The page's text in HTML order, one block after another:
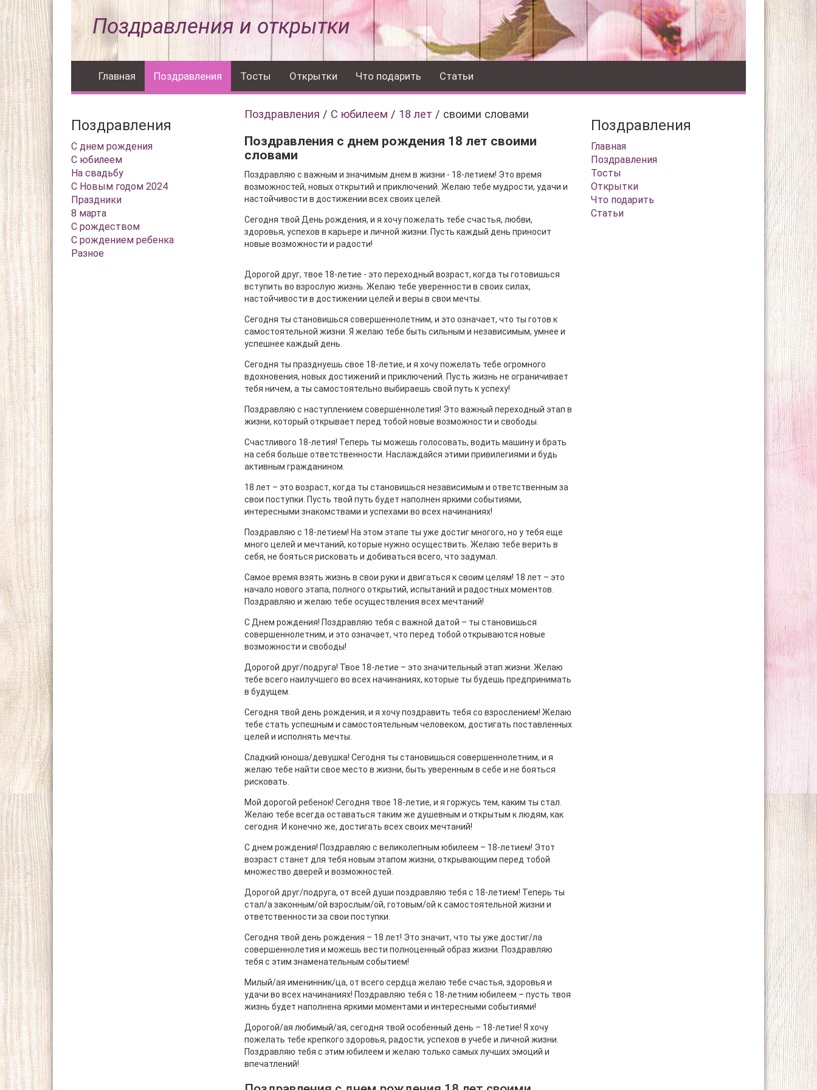
Поздравления и открытки
Главная Поздравления Тосты Открытки Что подарить Статьи
Поздравления
С днем рождения
С юбилеем
На свадьбу
С Новым годом 2024
Праздники
8 марта
С рождеством
С рождением ребенка
Разное
Поздравления / С юбилеем / 18 лет / своими словами
Поздравления с днем рождения 18 лет своими
словами
Поздравляю с важным и значимым днем в жизни - 18-летием! Это время
возможностей, новых открытий и приключений. Желаю тебе мудрости, удачи и
настойчивости в достижении всех своих целей.
Сегодня твой День рождения, и я хочу пожелать тебе счастья, любви,
здоровья, успехов в карьере и личной жизни. Пусть каждый день приносит
новые возможности и радости!
Дорогой друг, твое 18-летие - это переходный возраст, когда ты готовишься
вступить во взрослую жизнь. Желаю тебе уверенности в своих силах,
настойчивости в достижении целей и веры в свои мечты.
Сегодня ты становишься совершеннолетним, и это означает, что ты готов к
самостоятельной жизни. Я желаю тебе быть сильным и независимым, умнее и
успешнее каждый день.
Сегодня ты празднуешь свое 18-летие, и я хочу пожелать тебе огромного
вдохновения, новых достижений и приключений. Пусть жизнь не ограничивает
тебя ничем, а ты самостоятельно выбираешь свой путь к успеху!
Поздравляю с наступлением совершеннолетия! Это важный переходный этап в
жизни, который открывает перед тобой новые возможности и свободы.
Счастливого 18-летия! Теперь ты можешь голосовать, водить машину и брать
на себя больше ответственности. Наслаждайся этими привилегиями и будь
активным гражданином.
18 лет – это возраст, когда ты становишься независимым и ответственным за
свои поступки. Пусть твой путь будет наполнен яркими событиями,
интересными знакомствами и успехами во всех начинаниях!
Поздравляю с 18-летием! На этом этапе ты уже достиг многого, но у тебя еще
много целей и мечтаний, которые нужно осуществить. Желаю тебе верить в
себя, не бояться рисковать и добиваться всего, что задумал.
Самое время взять жизнь в свои руки и двигаться к своим целям! 18 лет – это
начало нового этапа, полного открытий, испытаний и радостных моментов.
Поздравляю и желаю тебе осуществления всех мечтаний!
С Днем рождения! Поздравляю тебя с важной датой – ты становишься
совершеннолетним, и это означает, что перед тобой открываются новые
возможности и свободы!
Дорогой друг/подруга! Твое 18-летие – это значительный этап жизни. Желаю
тебе всего наилучшего во всех начинаниях, которые ты будешь предпринимать
в будущем.
Сегодня твой день рождения, и я хочу поздравить тебя со взрослением! Желаю
тебе стать успешным и самостоятельным человеком, достигать поставленных
целей и исполнять мечты.
Сладкий юноша/девушка! Сегодня ты становишься совершеннолетним, и я
желаю тебе найти свое место в жизни, быть уверенным в себе и не бояться
рисковать.
Мой дорогой ребенок! Сегодня твое 18-летие, и я горжусь тем, каким ты стал.
Желаю тебе всегда оставаться таким же душевным и открытым к людям, как
сегодня. И конечно же, достигать всех своих мечтаний!
С днем рождения! Поздравляю с великолепным юбилеем – 18-летием! Этот
возраст станет для тебя новым этапом жизни, открывающим перед тобой
множество дверей и возможностей.
Дорогой друг/подруга, от всей души поздравляю тебя с 18-летием! Теперь ты
стал/а законным/ой взрослым/ой, готовым/ой к самостоятельной жизни и
ответственности за свои поступки.
Сегодня твой день рождения – 18 лет! Это значит, что ты уже достиг/ла
совершеннолетия и можешь вести полноценный образ жизни. Поздравляю
тебя с этим знаменательным событием!
Милый/ая именинник/ца, от всего сердца желаю тебе счастья, здоровья и
удачи во всех начинаниях! Поздравляю тебя с 18-летним юбилеем – пусть твоя
жизнь будет наполнена яркими моментами и интересными событиями!
Дорогой/ая любимый/ая, сегодня твой особенный день – 18-летие! Я хочу
пожелать тебе крепкого здоровья, радости, успехов в учебе и личной жизни.
Поздравляю тебя с этим юбилеем и желаю только самых лучших эмоций и
впечатлений!
Поздравления
Главная
Поздравления
Тосты
Открытки
Что подарить
Статьи